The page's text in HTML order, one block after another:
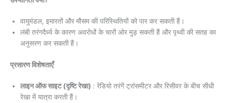
वायुमंडल, इमारतों और मौसम की परिस्थितियों को पार कर सकती हैं।
लंबी तरंगदैर्ध्य के कारण अवरोधों के चारों ओर मुड़ सकती हैं और पृथ्वी की सतह का
अनुसरण कर सकती हैं।
प्रसारण विशेषताएँ
लाइन ऑफ साइट (दृष्टि रेखा) : रेडियो तरंगें ट्रांसमीटर और रिसीवर के बीच सीधी
रेखा में यात्रा करती हैं।